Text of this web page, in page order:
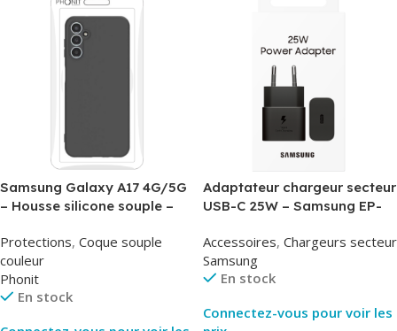
Samsung Galaxy A17 4G/5G
– Housse silicone souple –
Protections, Coque souple
couleur
Phonit
En stock
Adaptateur chargeur secteur
USB-C 25W – Samsung EP-
Packaging Original
Accessoires, Chargeurs secteur
Samsung
En stock
Connectez-vous pour voir les